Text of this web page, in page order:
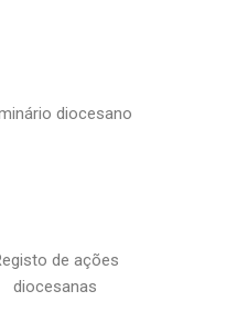
diocesano
de ações
diocesanas